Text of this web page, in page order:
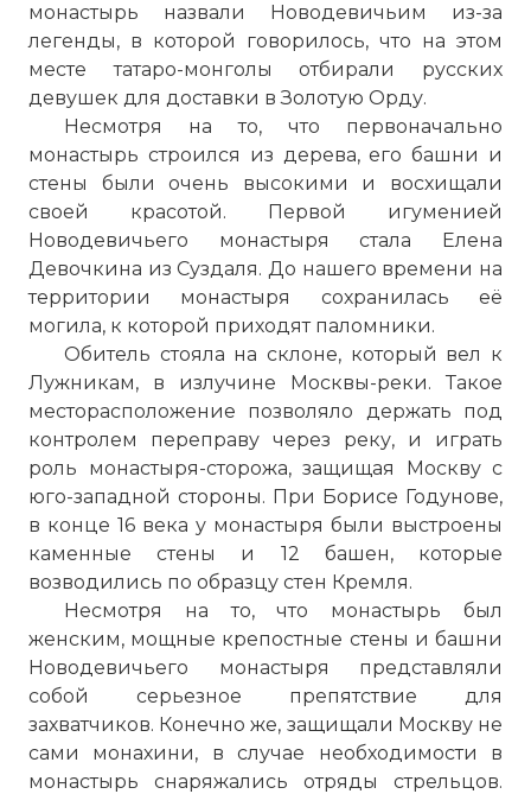
монастырь назвали Новодевичьим из-за
легенды, в которой говорилось, что на этом
месте татаро-монголы отбирали русских
девушек для доставки в Золотую Орду.
Несмотря на то, что первоначально
монастырь строился из дерева, его башни и
стены были очень высокими и восхищали
своей красотой. Первой игуменией
Новодевичьего монастыря стала Елена
Девочкина из Суздаля. До нашего времени на
территории монастыря сохранилась её
могила, к которой приходят паломники.
Обитель стояла на склоне, который вел к
Лужникам, в излучине Москвы-реки. Такое
месторасположение позволяло держать под
контролем переправу через реку, и играть
роль монастыря-сторожа, защищая Москву с
юго-западной стороны. При Борисе Годунове,
в конце 16 века у монастыря были выстроены
каменные стены и 12 башен, которые
возводились по образцу стен Кремля.
Несмотря на то, что монастырь был
женским, мощные крепостные стены и башни
Новодевичьего монастыря представляли
собой серьезное препятствие для
захватчиков. Конечно же, защищали Москву не
сами монахини, в случае необходимости в
монастырь снаряжались отряды стрельцов.